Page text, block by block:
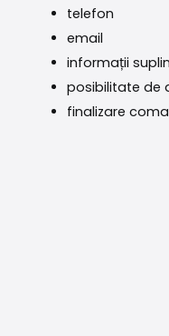
telefon
email
informații
posibilitate de
finalizare